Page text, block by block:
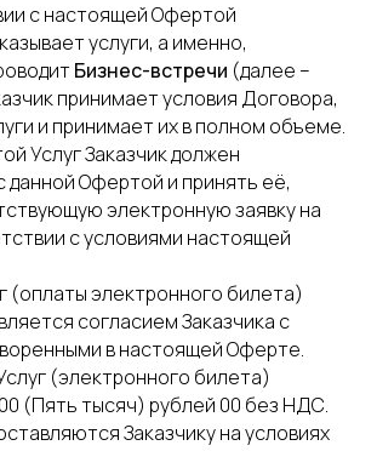
с настоящей Офертой
услуги, а именно,
Бизнес-встречи (далее –
принимает условия Договора,
и принимает их в полном объеме.
Услуг Заказчик должен
данной Офертой и принять её,
электронную заявку на
с условиями настоящей
(оплаты электронного билета)
согласием Заказчика с
в настоящей Оферте.
(электронного билета)
(Пять тысяч) рублей 00 без НДС.
Заказчику на условиях